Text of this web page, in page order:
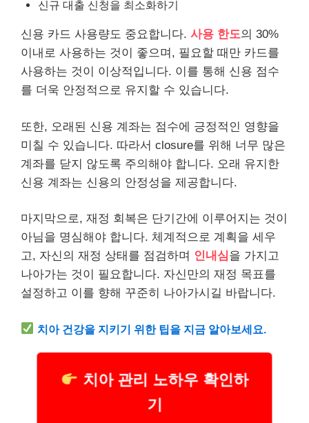
신규 대출 신청을 최소화하기
신용 카드 사용량도 중요합니다. 사용 한도의 30%
이내로 사용하는 것이 좋으며, 필요할 때만 카드를
사용하는 것이 이상적입니다. 이를 통해 신용 점수
를 더욱 안정적으로 유지할 수 있습니다.
또한, 오래된 신용 계좌는 점수에 긍정적인 영향을
미칠 수 있습니다. 따라서 closure를 위해 너무 많은
계좌를 닫지 않도록 주의해야 합니다. 오래 유지한
신용 계좌는 신용의 안정성을 제공합니다.
마지막으로, 재정 회복은 단기간에 이루어지는 것이
아님을 명심해야 합니다. 체계적으로 계획을 세우
고, 자신의 재정 상태를 점검하며 인내심을 가지고
나아가는 것이 필요합니다. 자신만의 재정 목표를
설정하고 이를 향해 꾸준히 나아가시길 바랍니다.
치아 건강을 지키기 위한 팁을 지금 알아보세요.
치아 관리 노하우 확인하
기